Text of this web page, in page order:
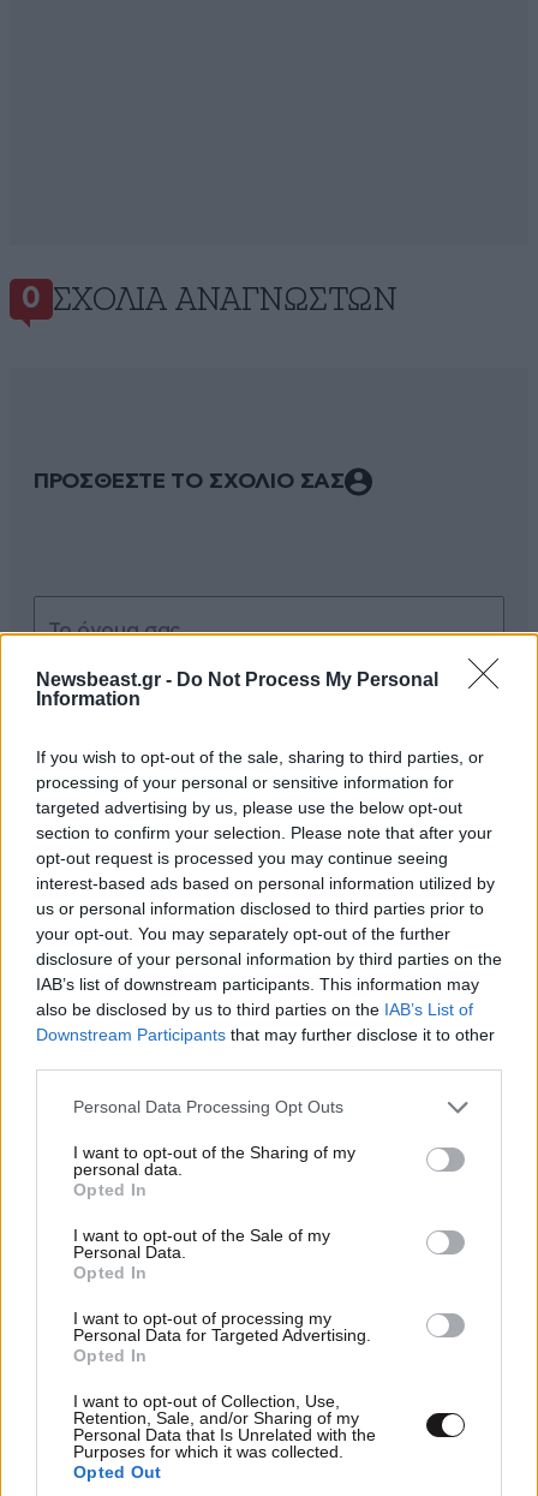
Newsbeast.gr - Do Not Process My Personal
Information
If you wish to opt-out of the sale, sharing to third parties, or
processing of your personal or sensitive information for
targeted advertising by us, please use the below opt-out
section to confirm your selection. Please note that after your
opt-out request is processed you may continue seeing
interest-based ads based on personal information utilized by
us or personal information disclosed to third parties prior to
your opt-out. You may separately opt-out of the further
disclosure of your personal information by third parties on the
IAB’s list of downstream participants. This information may
also be disclosed by us to third parties on the IAB’s List of
Downstream Participants that may further disclose it to other
Please note that this website/app uses one or more Google
not limited to your visit or usage behaviour. You may click to
grant or deny consent to Google and its third-party tags to
use your data for below specified purposes in below Google
consent section.
Personal Data Processing Opt Outs
I want to opt-out of the Sharing of my
personal data.
Opted In
I want to opt-out of the Sale of my
Personal Data.
Opted In
I want to opt-out of processing my
Personal Data for Targeted Advertising.
Opted In
I want to opt-out of Collection, Use,
Retention, Sale, and/or Sharing of my
Personal Data that Is Unrelated with the
Purposes for which it was collected.
Opted Out
0 ΣΧΌΛΙΑ ΑΝΑΓΝΩΣΤΏΝ
ΠΡΟΣΘΕΣΤΕ ΤΟ ΣΧΟΛΙΟ ΣΑΣ
Xαρακτήρες: 0/1000
Διαβάστε και ακολουθήστε τους κανόνες σχολιασμού
ΠΡΟΣΘΗΚΗ
TRENDING
ΕΛΛΑΔΑ10·08·2026 00:07
Σαν σήμερα 10 Αυγούστου: Η Ελλάδα αγγίζει
για λίγο το όνειρο «των δύο ηπείρων και των
πέντε θαλασσών»